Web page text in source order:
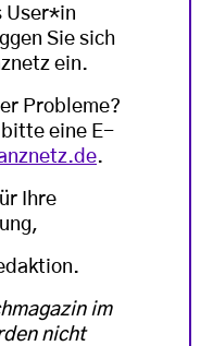
User*in
Sie sich
ein.
Probleme?
bitte eine E-
.
Ihre
im
nicht